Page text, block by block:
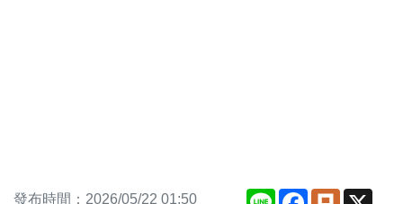
發布時間：2026/05/22 01:50
Line Facebook
PlurkX